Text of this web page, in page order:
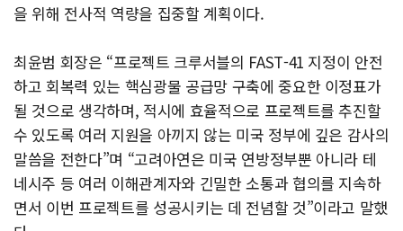
을 위해 전사적 역량을 집중할 계획이다.
최윤범 회장은 “프로젝트 크루서블의 FAST-41 지정이 안전
하고 회복력 있는 핵심광물 공급망 구축에 중요한 이정표가
될 것으로 생각하며, 적시에 효율적으로 프로젝트를 추진할
수 있도록 여러 지원을 아끼지 않는 미국 정부에 깊은 감사의
말씀을 전한다”며 “고려아연은 미국 연방정부뿐 아니라 테
네시주 등 여러 이해관계자와 긴밀한 소통과 협의를 지속하
면서 이번 프로젝트를 성공시키는 데 전념할 것”이라고 말했